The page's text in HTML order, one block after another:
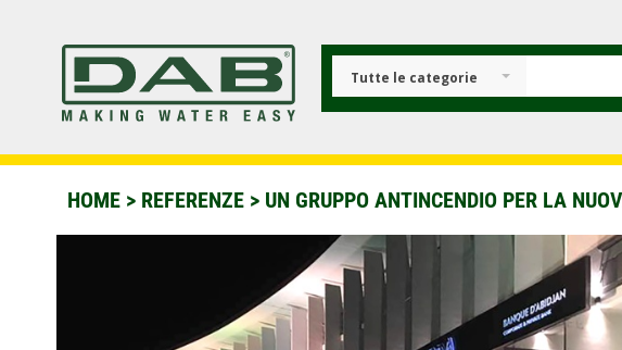
contenuto
Tutte le categorie
HOME > REFERENZE > UN GRUPPO ANTINCENDIO PER LA